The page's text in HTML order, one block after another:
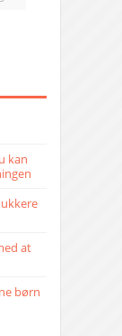
kan
at
børn